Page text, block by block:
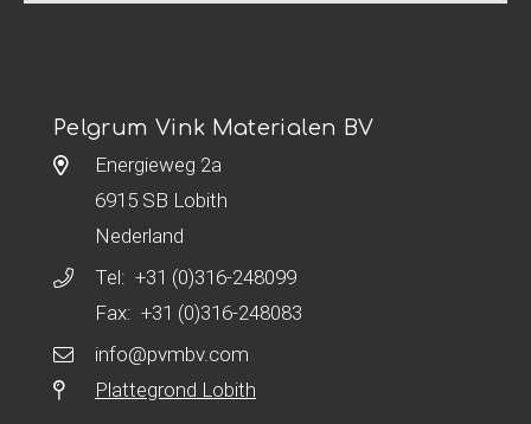
Pelgrum Vink Materialen BV
Energieweg 2a
6915 SB Lobith
Nederland
Tel: +31 (0)316-248099
Fax: +31 (0)316-248083
info@pvmbv.com
Plattegrond Lobith